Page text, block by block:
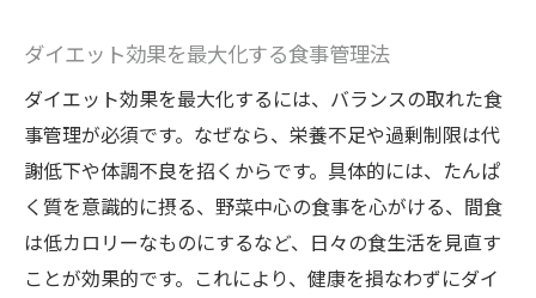
ダイエット効果を最大化する食事管理法
ダイエット効果を最大化するには、バランスの取れた食
事管理が必須です。なぜなら、栄養不足や過剰制限は代
謝低下や体調不良を招くからです。具体的には、たんぱ
く質を意識的に摂る、野菜中心の食事を心がける、間食
は低カロリーなものにするなど、日々の食生活を見直す
ことが効果的です。これにより、健康を損なわずにダイ